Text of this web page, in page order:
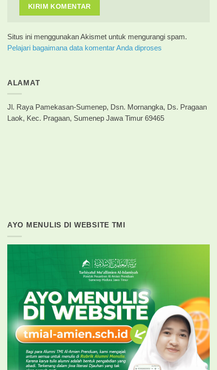
Situs ini menggunakan Akismet untuk mengurangi spam.
Pelajari bagaimana data komentar Anda diproses
ALAMAT
Jl. Raya Pamekasan-Sumenep, Dsn. Mornangka, Ds. Pragaan
Laok, Kec. Pragaan, Sumenep Jawa Timur 69465
AYO MENULIS DI WEBSITE TMI